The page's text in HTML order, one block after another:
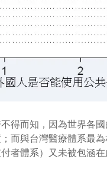
得而知，因為世界各
而與台灣醫療體系最
者體系）又未被包涵